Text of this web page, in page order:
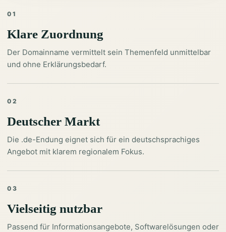
01
Klare Zuordnung
Der Domainname vermittelt sein Themenfeld unmittelbar
und ohne Erklärungsbedarf.
02
Deutscher Markt
Die .de-Endung eignet sich für ein deutschsprachiges
Angebot mit klarem regionalem Fokus.
03
Vielseitig nutzbar
Passend für Informationsangebote, Softwarelösungen oder